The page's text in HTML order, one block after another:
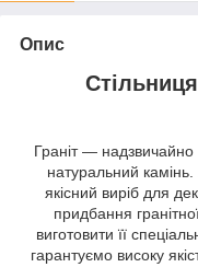
Опис
Граніт — надзвичайно
натуральний
якісний виріб для
придбання
виготовити її
гарантуємо високу